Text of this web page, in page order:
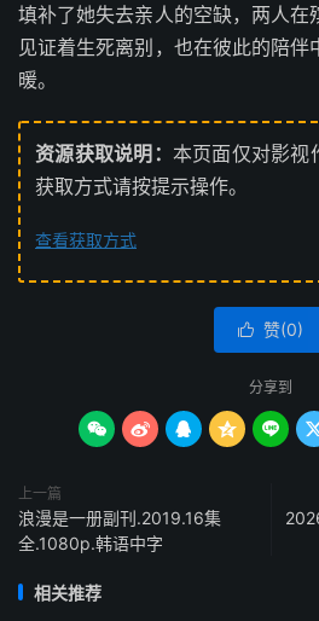
填补了她失去亲人的空缺，两人在
见证着生死离别，也在彼此的陪伴
暖。
资源获取说明： 本页面仅对影视
获取方式请按提示操作。
查看获取方式
 赞(0)
分享到
    
上一篇
浪漫是一册副刊.2019.16集
全.1080p.韩语中字
相关推荐